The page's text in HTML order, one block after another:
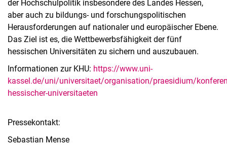
der Hochschulpolitik insbesondere des Landes Hessen,
aber auch zu bildungs- und forschungspolitischen
Herausforderungen auf nationaler und europäischer Ebene.
Das Ziel ist es, die Wettbewerbsfähigkeit der fünf
hessischen Universitäten zu sichern und auszubauen.
Informationen zur KHU: https://www.uni-
kassel.de/uni/universitaet/organisation/praesidium/
hessischer-universitaeten
Pressekontakt:
Sebastian Mense